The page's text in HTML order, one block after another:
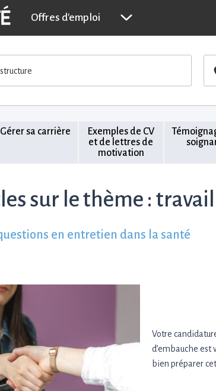
Offres d'emploi
Gérer sa carrière
Exemples de CV
et de lettres de
motivation
sur le thème : travail
en entretien dans la santé
Votre
d’embauche est
bien préparer